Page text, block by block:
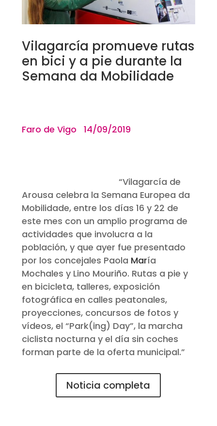
Vilagarcía promueve rutas
en bici y a pie durante la
Semana da Mobilidade
Faro de Vigo 14/09/2019
“Vilagarcía de
Arousa celebra la Semana Europea da
Mobilidade, entre los días 16 y 22 de
este mes con un amplio programa de
actividades que involucra a la
población, y que ayer fue presentado
por los concejales Paola María
Mochales y Lino Mouriño. Rutas a pie y
en bicicleta, talleres, exposición
fotográfica en calles peatonales,
proyecciones, concursos de fotos y
vídeos, el “Park(ing) Day”, la marcha
ciclista nocturna y el día sin coches
forman parte de la oferta municipal.”
Noticia completa